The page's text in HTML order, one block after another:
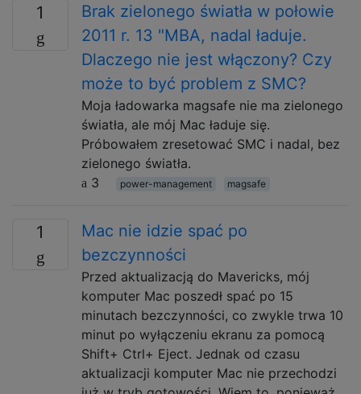
1
Brak zielonego światła w połowie
2011 r. 13 "MBA, nadal ładuje.
Dlaczego nie jest włączony? Czy
może to być problem z SMC?
Moja ładowarka magsafe nie ma zielonego
światła, ale mój Mac ładuje się.
Próbowałem zresetować SMC i nadal, bez
zielonego światła.
3
power-management magsafe
1
Mac nie idzie spać po
bezczynności
Przed aktualizacją do Mavericks, mój
komputer Mac poszedł spać po 15
minutach bezczynności, co zwykle trwa 10
minut po wyłączeniu ekranu za pomocą
Shift+ Ctrl+ Eject. Jednak od czasu
aktualizacji komputer Mac nie przechodzi